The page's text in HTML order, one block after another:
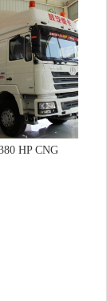
12R22.5
ос:
18000 кг (двуосо
ва група)
4.111
HP CNG